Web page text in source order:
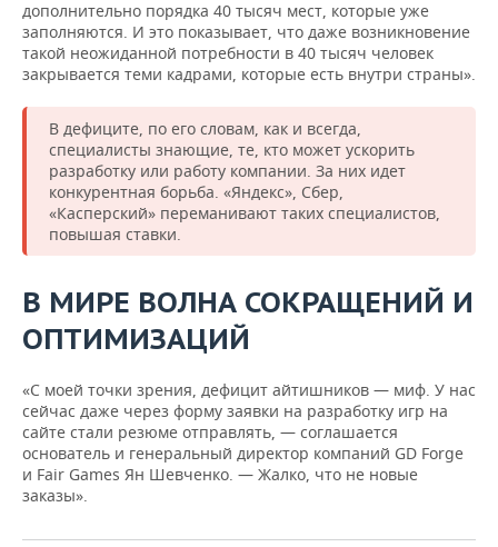
дополнительно порядка 40 тысяч мест, которые уже
заполняются. И это показывает, что даже возникновение
такой неожиданной потребности в 40 тысяч человек
закрывается теми кадрами, которые есть внутри страны».
В дефиците, по его словам, как и всегда,
специалисты знающие, те, кто может ускорить
разработку или работу компании. За них идет
конкурентная борьба. «Яндекс», Сбер,
«Касперский» переманивают таких специалистов,
повышая ставки.
В МИРЕ ВОЛНА СОКРАЩЕНИЙ И
ОПТИМИЗАЦИЙ
«С моей точки зрения, дефицит айтишников — миф. У нас
сейчас даже через форму заявки на разработку игр на
сайте стали резюме отправлять, — соглашается
основатель и генеральный директор компаний GD Forge
и Fair Games Ян Шевченко. — Жалко, что не новые
заказы».